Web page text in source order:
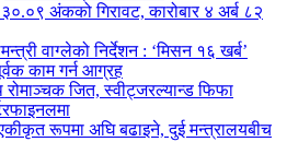
३०.०९ अंकको गिरावट, कारोबार ४ अर्ब ८२
वाग्लेको निर्देशन : ‘मिसन १६ खर्ब’
काम गर्न आग्रह
रोमाञ्चक जित, स्वीट्जरल्यान्ड फिफा
रूपमा अघि बढाइने, दुई मन्त्रालयबीच